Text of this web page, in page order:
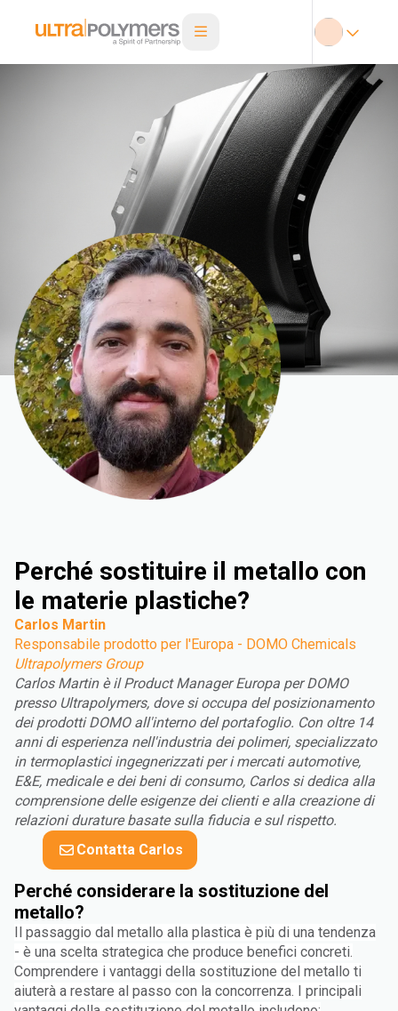
Perché sostituire il metallo con
le materie plastiche?
Carlos Martin
Responsabile prodotto per l'Europa - DOMO Chemicals
Ultrapolymers Group
Carlos Martin è il Product Manager Europa per DOMO
presso Ultrapolymers, dove si occupa del posizionamento
dei prodotti DOMO all'interno del portafoglio. Con oltre 14
anni di esperienza nell'industria dei polimeri, specializzato
in termoplastici ingegnerizzati per i mercati automotive,
E&E, medicale e dei beni di consumo, Carlos si dedica alla
comprensione delle esigenze dei clienti e alla creazione di
relazioni durature basate sulla fiducia e sul rispetto.
Contatta Carlos
Perché considerare la sostituzione del
metallo?
Il passaggio dal metallo alla plastica è più di una tendenza
- è una scelta strategica che produce benefici concreti.
Comprendere i vantaggi della sostituzione del metallo ti
aiuterà a restare al passo con la concorrenza. I principali